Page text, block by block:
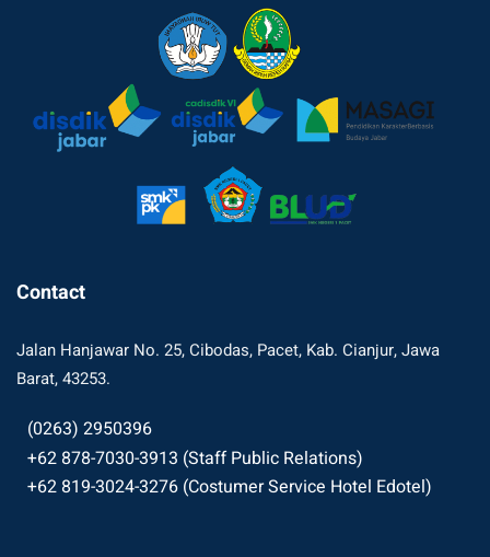
Contact
Jalan Hanjawar No. 25, Cibodas, Pacet, Kab. Cianjur, Jawa
Barat, 43253.
(0263) 2950396
+62 878-7030-3913 (Staff Public Relations)
+62 819-3024-3276 (Costumer Service Hotel Edotel)